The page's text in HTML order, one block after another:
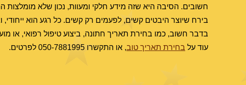
חשובים. הסיבה היא שזה מידע חלקי ומעוות, נכון שלא מומלצות
בירח שיוצר היבטים קשים, לפעמים רק קשים. כל רגע הוא
בדבר חשוב, כמו בחירת תאריך חתונה, ביצוע טיפול רפואי,
עוד על בחירת תאריך טוב, או התקשרו 050-7881995 לפרטים.